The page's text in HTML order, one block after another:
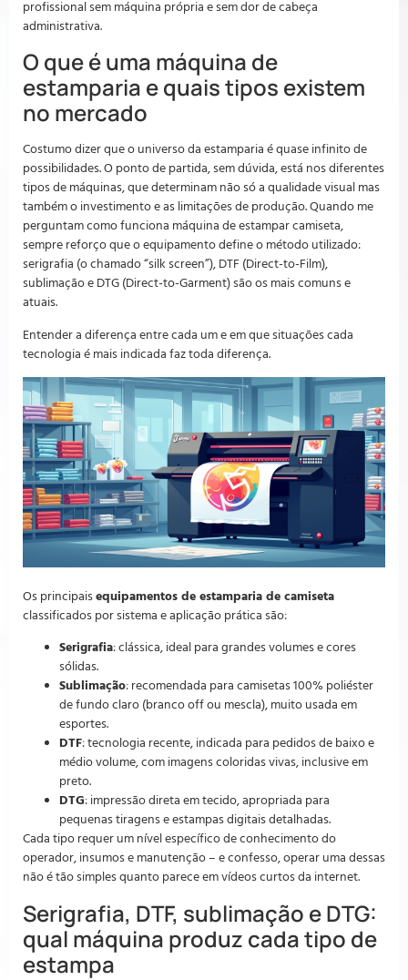
profissional sem máquina própria e sem dor de cabeça
administrativa.
O que é uma máquina de
estamparia e quais tipos existem
no mercado
Costumo dizer que o universo da estamparia é quase infinito de
possibilidades. O ponto de partida, sem dúvida, está nos diferentes
tipos de máquinas, que determinam não só a qualidade visual mas
também o investimento e as limitações de produção. Quando me
perguntam como funciona máquina de estampar camiseta,
sempre reforço que o equipamento define o método utilizado:
serigrafia (o chamado “silk screen”), DTF (Direct-to-Film),
sublimação e DTG (Direct-to-Garment) são os mais comuns e
atuais.
Entender a diferença entre cada um e em que situações cada
tecnologia é mais indicada faz toda diferença.
Os principaisequipamentos de estamparia de camiseta
classificados por sistema e aplicação prática são:
Serigrafia: clássica, ideal para grandes volumes e cores
sólidas.
Sublimação: recomendada para camisetas 100% poliéster
de fundo claro (branco off ou mescla), muito usada em
esportes.
DTF: tecnologia recente, indicada para pedidos de baixo e
médio volume, com imagens coloridas vivas, inclusive em
preto.
DTG: impressão direta em tecido, apropriada para
pequenas tiragens e estampas digitais detalhadas.
Cada tipo requer um nível específico de conhecimento do
operador, insumos e manutenção – e confesso, operar uma dessas
não é tão simples quanto parece em vídeos curtos da internet.
Serigrafia, DTF, sublimação e DTG:
qual máquina produz cada tipo de
estampa